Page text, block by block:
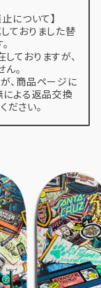
について】
ておりました替
ておりますが、
。
、商品ページに
よる返品交換
ださい。